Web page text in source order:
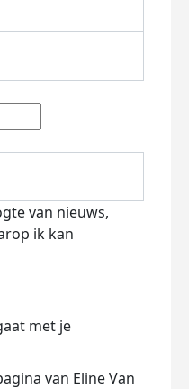
van nieuws,
ik kan
met je
van Eline Van